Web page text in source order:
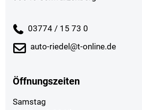
03774 / 15 73 0
auto-riedel@t-online.de
Öffnungszeiten
Samstag